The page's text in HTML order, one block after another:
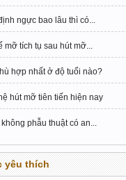
ngực bao lâu thì có...
mỡ tích tụ sau hút mỡ...
hợp nhất ở độ tuổi nào?
hút mỡ tiên tiến hiện nay
phẫu thuật có an...
yêu thích